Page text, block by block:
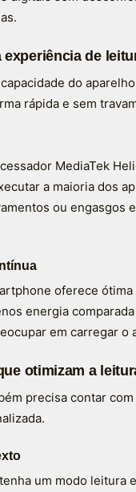
experiência de
do
rápida e sem
MediaTek
a maioria dos
ou engasgos
oferece
energia
em carregar o
otimizam a
precisa contar
um modo